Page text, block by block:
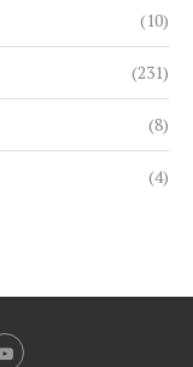
(10)
(231)
(8)
(4)